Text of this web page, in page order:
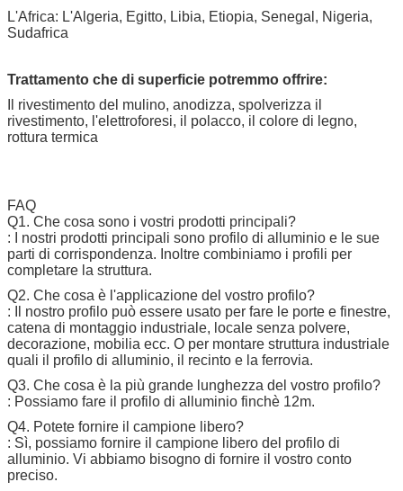
L'Africa: L'Algeria, Egitto, Libia, Etiopia, Senegal, Nigeria,
Sudafrica
Trattamento che di superficie potremmo offrire:
Il rivestimento del mulino, anodizza, spolverizza il
rivestimento, l'elettroforesi, il polacco, il colore di legno,
rottura termica
FAQ
Q1. Che cosa sono i vostri prodotti principali?
: I nostri prodotti principali sono profilo di alluminio e le sue
parti di corrispondenza. Inoltre combiniamo i profili per
completare la struttura.
Q2. Che cosa è l'applicazione del vostro profilo?
: Il nostro profilo può essere usato per fare le porte e finestre,
catena di montaggio industriale, locale senza polvere,
decorazione, mobilia ecc. O per montare struttura industriale
quali il profilo di alluminio, il recinto e la ferrovia.
Q3. Che cosa è la più grande lunghezza del vostro profilo?
: Possiamo fare il profilo di alluminio finchè 12m.
Q4. Potete fornire il campione libero?
: Sì, possiamo fornire il campione libero del profilo di
alluminio. Vi abbiamo bisogno di fornire il vostro conto
preciso.